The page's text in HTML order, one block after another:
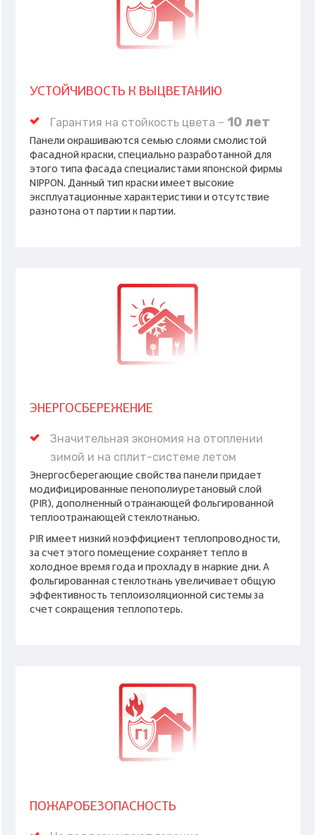
УСТОЙЧИВОСТЬ К ВЫЦВЕТАНИЮ
Гарантия на стойкость цвета – 10 лет
Панели окрашиваются семью слоями смолистой
фасадной краски, специально разработанной для
этого типа фасада специалистами японской фирмы
NIPPON. Данный тип краски имеет высокие
эксплуатационные характеристики и отсутствие
разнотона от партии к партии.
ЭНЕРГОСБЕРЕЖЕНИЕ
Значительная экономия на отоплении
зимой и на сплит-системе летом
Энергосберегающие свойства панели придает
модифицированные пенополиуретановый слой
(PIR), дополненный отражающей фольгированной
теплоотражающей стеклотканью.
PIR имеет низкий коэффициент теплопроводности,
за счет этого помещение сохраняет тепло в
холодное время года и прохладу в жаркие дни. А
фольгированная стеклоткань увеличивает общую
эффективность теплоизоляционной системы за
счет сокращения теплопотерь.
ПОЖАРОБЕЗОПАСНОСТЬ